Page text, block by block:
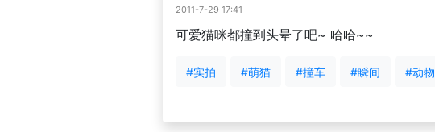
2011-7-29 17:41
可爱猫咪都撞到头晕了吧~ 哈哈~~
#实拍 #萌猫 #撞车 #瞬间 #动物